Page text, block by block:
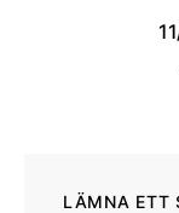
LÄMNA ETT